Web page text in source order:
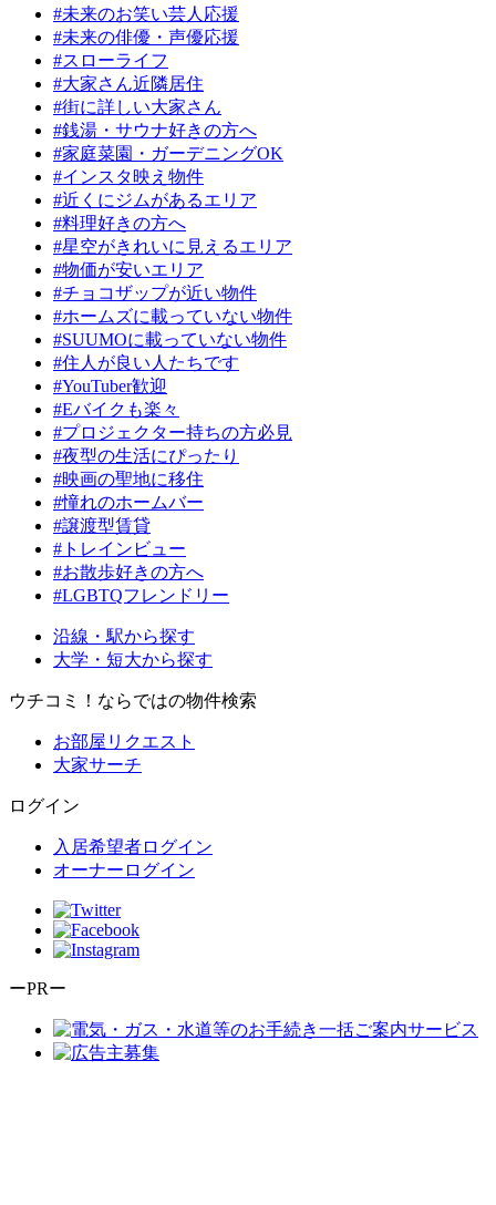
#未来のお笑い芸人応援
#未来の俳優・声優応援
#スローライフ
#大家さん近隣居住
#街に詳しい大家さん
#銭湯・サウナ好きの方へ
#家庭菜園・ガーデニングOK
#インスタ映え物件
#近くにジムがあるエリア
#料理好きの方へ
#星空がきれいに見えるエリア
#物価が安いエリア
#チョコザップが近い物件
#ホームズに載っていない物件
#SUUMOに載っていない物件
#住人が良い人たちです
#YouTuber歓迎
#Eバイクも楽々
#プロジェクター持ちの方必見
#夜型の生活にぴったり
#映画の聖地に移住
#憧れのホームバー
#譲渡型賃貸
#トレインビュー
#お散歩好きの方へ
#LGBTQフレンドリー
沿線・駅から探す
大学・短大から探す
ウチコミ！ならではの物件検索
お部屋リクエスト
大家サーチ
ログイン
入居希望者ログイン
オーナーログイン
ーPRー